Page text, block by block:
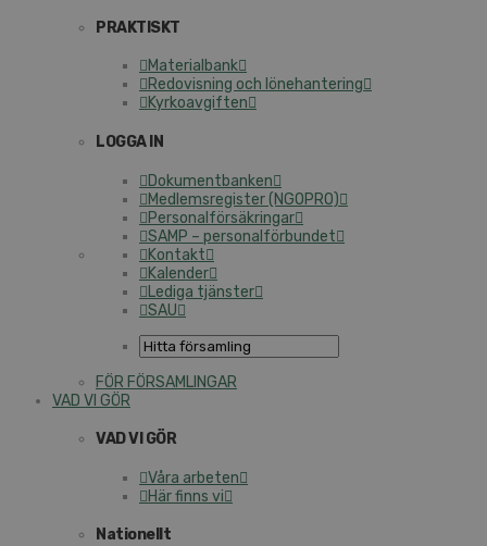
PRAKTISKT
Materialbank
Redovisning och lönehantering
Kyrkoavgiften
LOGGA IN
Dokumentbanken
Medlemsregister (NGOPRO)
Personalförsäkringar
SAMP – personalförbundet
Kontakt
Kalender
Lediga tjänster
SAU
FÖR FÖRSAMLINGAR
VAD VI GÖR
VAD VI GÖR
Våra arbeten
Här finns vi
Nationellt